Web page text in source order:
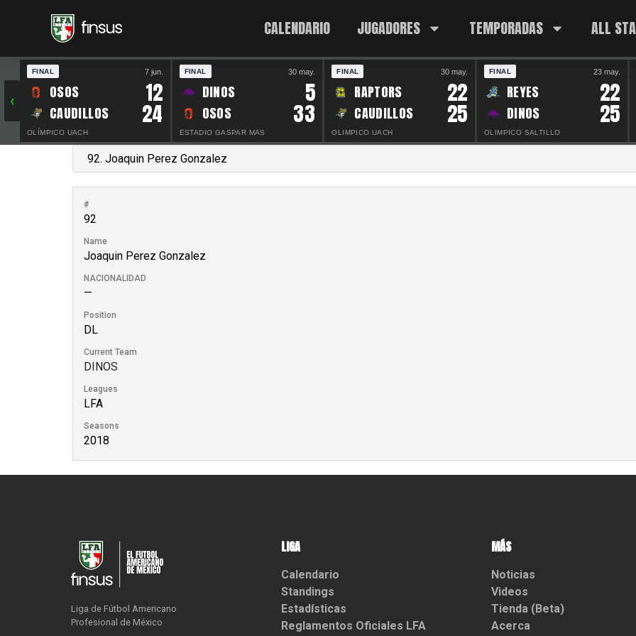
CALENDARIO JUGADORES TEMPORADAS ALL
‹
FINAL 7 jun.
OSOS 12
CAUDILLOS 24
OLÍMPICO UACH
FINAL 30 may.
DINOS 5
OSOS 33
ESTADIO GASPAR MAS
FINAL 30 may.
RAPTORS 22
CAUDILLOS 25
OLIMPICO UACH
FINAL 23 may.
REYES 22
DINOS 25
OLIMPICO SALTILLO
#
92
Name
Joaquin Perez Gonzalez
NACIONALIDAD
—
Position
DL
Current Team
DINOS
Leagues
LFA
Seasons
2018
Liga de Fútbol Americano
Profesional de México
LIGA
Calendario
Standings
Estadísticas
Reglamentos Oficiales LFA
MÁS
Noticias
Videos
Tienda (Beta)
Acerca